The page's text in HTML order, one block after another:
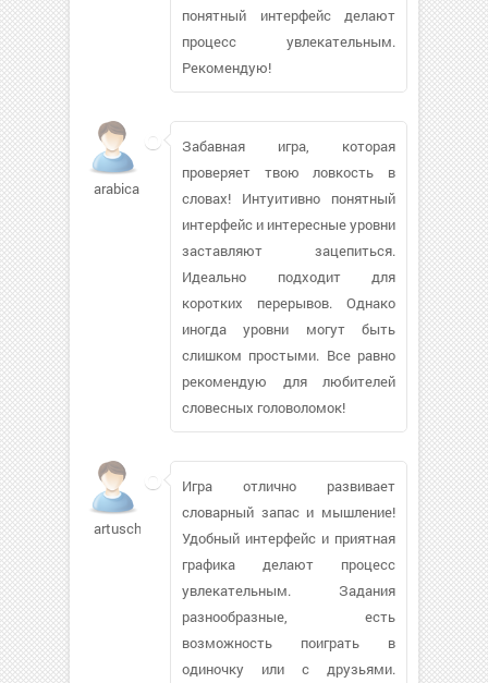
понятный интерфейс делают
процесс увлекательным.
Рекомендую!
arabica180
Забавная игра, которая
проверяет твою ловкость в
словах! Интуитивно понятный
интерфейс и интересные уровни
заставляют зацепиться.
Идеально подходит для
коротких перерывов. Однако
иногда уровни могут быть
слишком простыми. Все равно
рекомендую для любителей
словесных головоломок!
artusch
Игра отлично развивает
словарный запас и мышление!
Удобный интерфейс и приятная
графика делают процесс
увлекательным. Задания
разнообразные, есть
возможность поиграть в
одиночку или с друзьями.